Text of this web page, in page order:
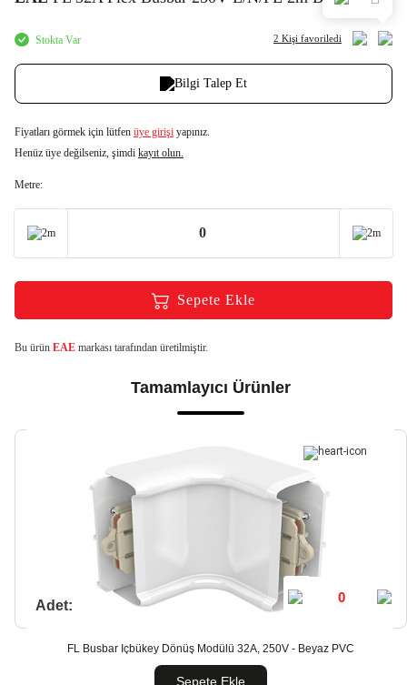
Stokta Var 2 Kişi favoriledi
Bilgi Talep Et
Fiyatları görmek için lütfen üye girişi yapınız.
Henüz üye değilseniz, şimdi kayıt olun.
Metre:
2m 2m
Sepete Ekle
Bu ürün EAE markası tarafından üretilmiştir.
Tamamlayıcı Ürünler
Adet:
FL Busbar İçbükey Dönüş Modülü 32A, 250V - Beyaz PVC
Sepete Ekle